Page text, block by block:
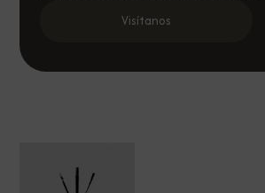
Visítanos